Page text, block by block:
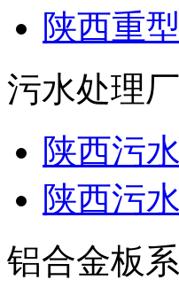
陕西重
污水处理
陕西污
陕西污
铝合金板